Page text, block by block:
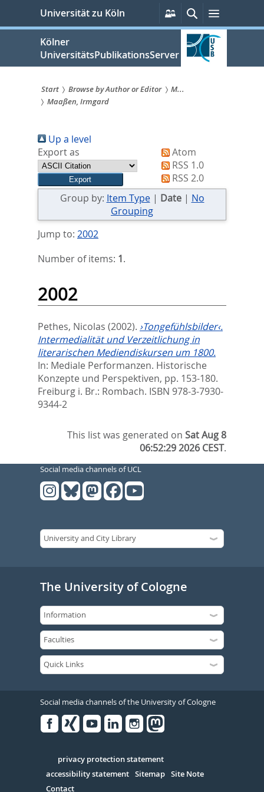
springen
Universität zu Köln
Persönliche
Services
SucheMenü
Kölner
UniversitätsPublikationsServer
Sie
sind
hier:
Start Browse by Author or Editor
M...
Maaßen, Irmgard
Up a level
Export as
Atom
RSS 1.0
RSS 2.0
Group by: Item Type| Date| No
Grouping
Jump to: 2002
Number of items: 1.
2002
Pethes, Nicolas (2002). ›Tongefühlsbilder‹.
Intermedialität und Verzeitlichung in
literarischen Mediendiskursen um 1800.
In: Mediale Performanzen. Historische
Konzepte und Perspektiven, pp. 153-180.
Freiburg i. Br.: Rombach. ISBN 978-3-7930-
9344-2
This list was generated onSat Aug 8
06:52:29 2026 CEST.
Social media channels of UCL
The University of Cologne
Social media channels of the University of Cologne
Serivce
privacy protection statement
accessibility statement Sitemap Site Note
Contact